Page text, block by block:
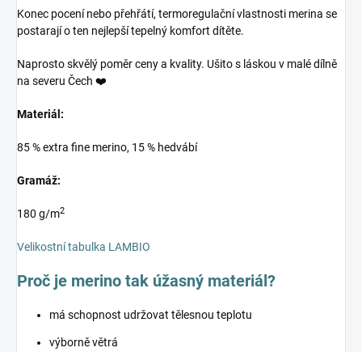
Konec pocení nebo přehřátí, termoregulační vlastnosti merina se
postarají o ten nejlepší tepelný komfort dítěte.
Naprosto skvělý poměr ceny a kvality. Ušito s láskou v malé dílně
na severu Čech ❤️
Materiál:
85 % extra fine merino, 15 % hedvábí
Gramáž:
180 g/m2
Velikostní tabulka LAMBIO
Proč je merino tak úžasný materiál?
má schopnost udržovat tělesnou teplotu
výborně větrá